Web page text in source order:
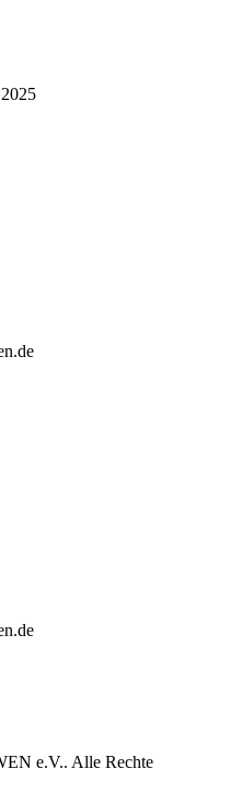
e.V.. Alle Rechte